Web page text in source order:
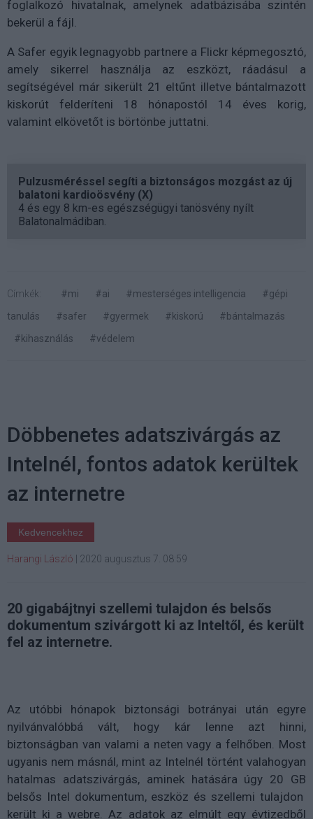
foglalkozó hivatalnak, amelynek adatbázisába szintén
bekerül a fájl.
A Safer egyik legnagyobb partnere a Flickr képmegosztó,
amely sikerrel használja az eszközt, ráadásul a
segítségével már sikerült 21 eltűnt illetve bántalmazott
kiskorút felderíteni 18 hónapostól 14 éves korig,
valamint elkövetőt is börtönbe juttatni.
Pulzusméréssel segíti a biztonságos mozgást az új
balatoni kardioösvény (X)
4 és egy 8 km-es egészségügyi tanösvény nyílt
Balatonalmádiban.
Címkék: #mi #ai #mesterséges intelligencia
#gépi
tanulás
#safer #gyermek #kiskorú
#bántalmazás
#kihasználás
#védelem
Döbbenetes adatszivárgás az
Intelnél, fontos adatok kerültek
az internetre
Kedvencekhez
Harangi László 2020 augusztus 7. 08:59
20 gigabájtnyi szellemi tulajdon és belsős
dokumentum szivárgott ki az Inteltől, és került
fel az internetre.
Az utóbbi hónapok biztonsági botrányai után egyre
nyilvánvalóbbá vált, hogy kár lenne azt hinni,
biztonságban van valami a neten vagy a felhőben. Most
ugyanis nem másnál, mint az Intelnél történt valahogyan
hatalmas adatszivárgás, aminek hatására úgy 20 GB
belsős Intel dokumentum, eszköz és szellemi tulajdon
került ki a webre. Az adatok az elmúlt egy évtizedből